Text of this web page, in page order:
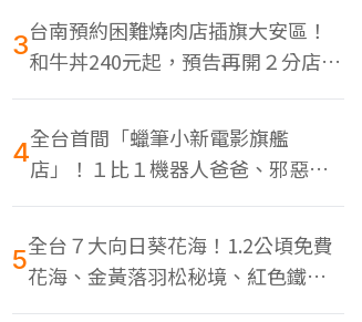
3台南預約困難燒肉店插旗大安區！
和牛丼240元起，預告再開２分店、
地點曝光
4全台首間「蠟筆小新電影旗艦
店」！１比１機器人爸爸、邪惡正
男，百款周邊買翻
5全台７大向日葵花海！1.2公頃免費
花海、金黃落羽松秘境、紅色鐵橋
同框